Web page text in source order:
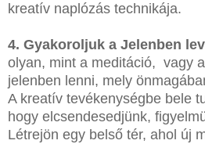
kreatív naplózás technikája.
4. Gyakoroljuk a Jelenben
olyan, mint a meditáció, vagy
jelenben lenni, mely
A kreatív tevékenységbe bele
hogy elcsendesedjünk,
Létrejön egy belső tér, ahol új